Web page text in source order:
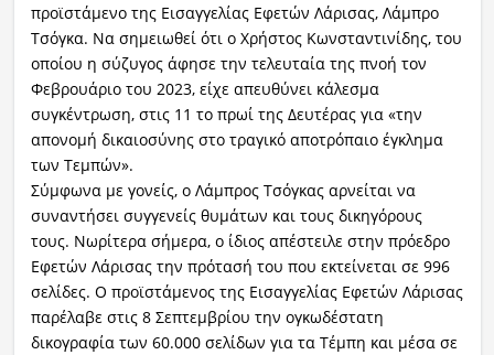
προϊστάμενο της Εισαγγελίας Εφετών Λάρισας, Λάμπρο
Τσόγκα. Να σημειωθεί ότι ο Χρήστος Κωνσταντινίδης, του
οποίου η σύζυγος άφησε την τελευταία της πνοή τον
Φεβρουάριο του 2023, είχε απευθύνει κάλεσμα
συγκέντρωση, στις 11 το πρωί της Δευτέρας για «την
απονομή δικαιοσύνης στο τραγικό αποτρόπαιο έγκλημα
των Τεμπών».
Σύμφωνα με γονείς, ο Λάμπρος Τσόγκας αρνείται να
συναντήσει συγγενείς θυμάτων και τους δικηγόρους
τους. Νωρίτερα σήμερα, ο ίδιος απέστειλε στην πρόεδρο
Εφετών Λάρισας την πρότασή του που εκτείνεται σε 996
σελίδες. Ο προϊστάμενος της Εισαγγελίας Εφετών Λάρισας
παρέλαβε στις 8 Σεπτεμβρίου την ογκωδέστατη
δικογραφία των 60.000 σελίδων για τα Τέμπη και μέσα σε